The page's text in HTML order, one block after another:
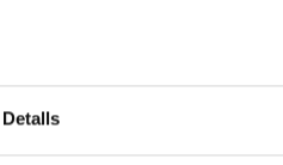
Detalls